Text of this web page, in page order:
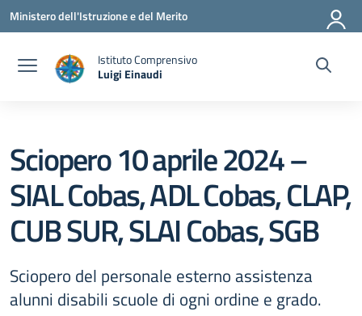
Vai ai contenuti
Vai al menu di navigazione
Vai al footer
Ministero dell'Istruzione e del Merito
Istituto Comprensivo
Luigi Einaudi
— Visita la pagina iniziale della scuola
Sciopero 10 aprile 2024 –
SIAL Cobas, ADL Cobas, CLAP,
CUB SUR, SLAI Cobas, SGB
Sciopero del personale esterno assistenza
alunni disabili scuole di ogni ordine e grado.